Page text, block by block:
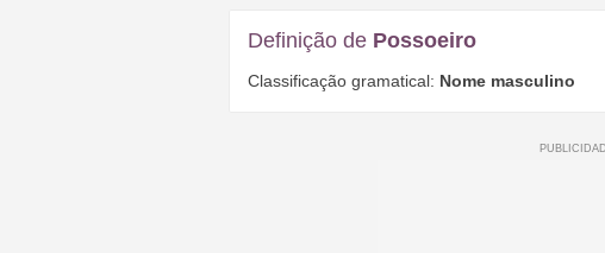
Definição de Possoeiro
Classificação gramatical: Nome masculino